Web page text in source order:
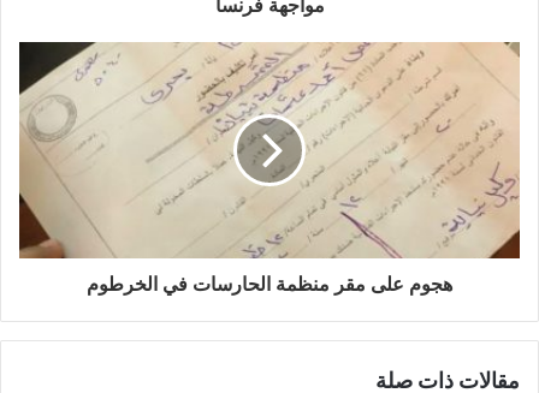
هجوم على مقر منظمة الحارسات في الخرطوم
مقالات ذات صلة